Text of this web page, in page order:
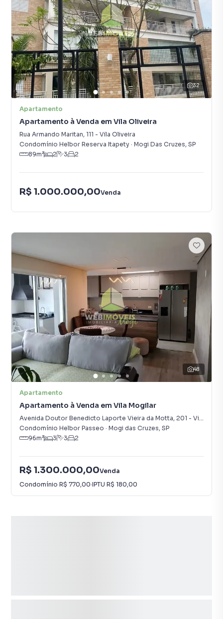
32
Apartamento
Apartamento à Venda em Vila Oliveira
Rua Armando Maritan, 111 - Vila Oliveira
Condomínio Helbor Reserva Itapety · Mogi Das Cruzes, SP
89m² 2 3 2
R$ 1.000.000,00Venda
48
Apartamento
Apartamento à Venda em Vila Mogilar
Avenida Doutor Benedicto Laporte Vieira da Motta, 201 - Vila Mogilar
Condomínio Helbor Passeo · Mogi das Cruzes, SP
96m² 3 3 2
R$ 1.300.000,00Venda
Condomínio R$ 770,00·IPTU R$ 180,00